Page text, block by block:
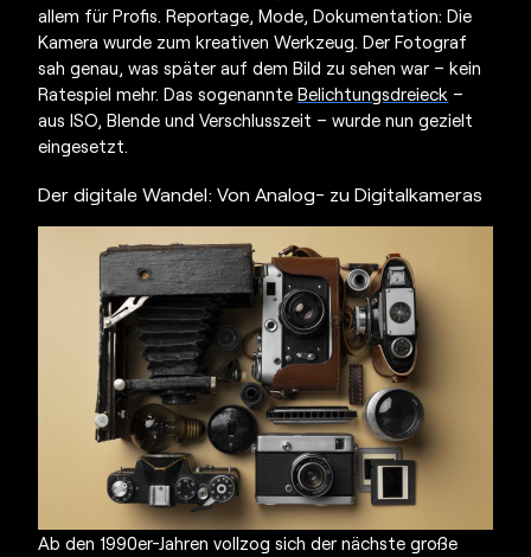
allem für Profis. Reportage, Mode, Dokumentation: Die
Kamera wurde zum kreativen Werkzeug. Der Fotograf
sah genau, was später auf dem Bild zu sehen war – kein
Ratespiel mehr. Das sogenannte Belichtungsdreieck –
aus ISO, Blende und Verschlusszeit – wurde nun gezielt
eingesetzt.
Der digitale Wandel: Von Analog- zu Digitalkameras
Ab den 1990er-Jahren vollzog sich der nächste große